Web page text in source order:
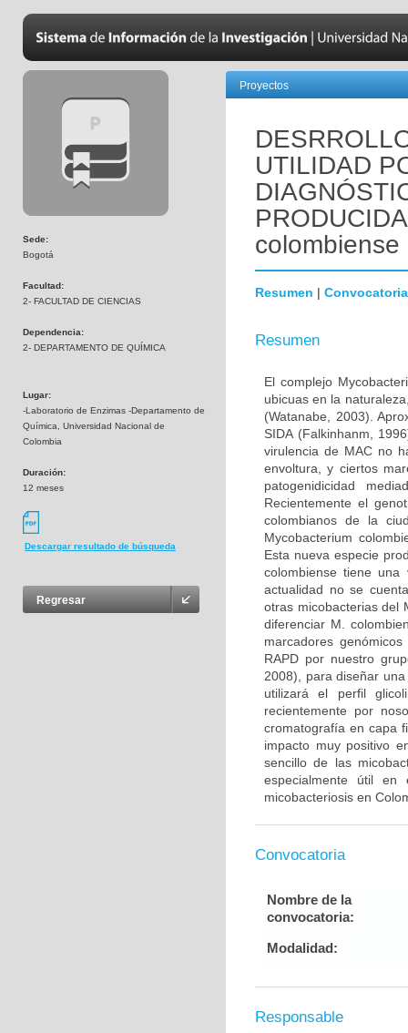
Sede:
Bogotá
Facultad:
2- FACULTAD DE CIENCIAS
Dependencia:
2- DEPARTAMENTO DE QUÍMICA
Lugar:
-Laboratorio de Enzimas -Departamento de
Química, Universidad Nacional de
Colombia
Duración:
12 meses
Descargar resultado de búsqueda
Regresar
Proyectos
UTILIDAD
colombiense
Resumen | Convocatoria
Resumen
El complejo
ubicuas en la
(Watanabe, 2003).
SIDA (Falkinhanm,
virulencia de MAC no
envoltura, y ciertos
patogenidicidad
Recientemente el
colombianos de la
Mycobacterium
Esta nueva especie
colombiense tiene
actualidad no se
otras micobacterias del
diferenciar M.
marcadores
RAPD por nuestro
2008), para diseñar
utilizará el perfil
recientemente por
cromatografía en capa
impacto muy positivo
sencillo de las
especialmente útil en
micobacteriosis en
Convocatoria
Nombre de la
convocatoria:
Modalidad:
Responsable